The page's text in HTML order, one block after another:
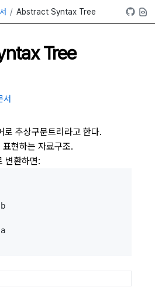
Abstract Syntax Tree
Tree
서
추상구문트리라고 한다.
현하는 자료구조.
변환하면: